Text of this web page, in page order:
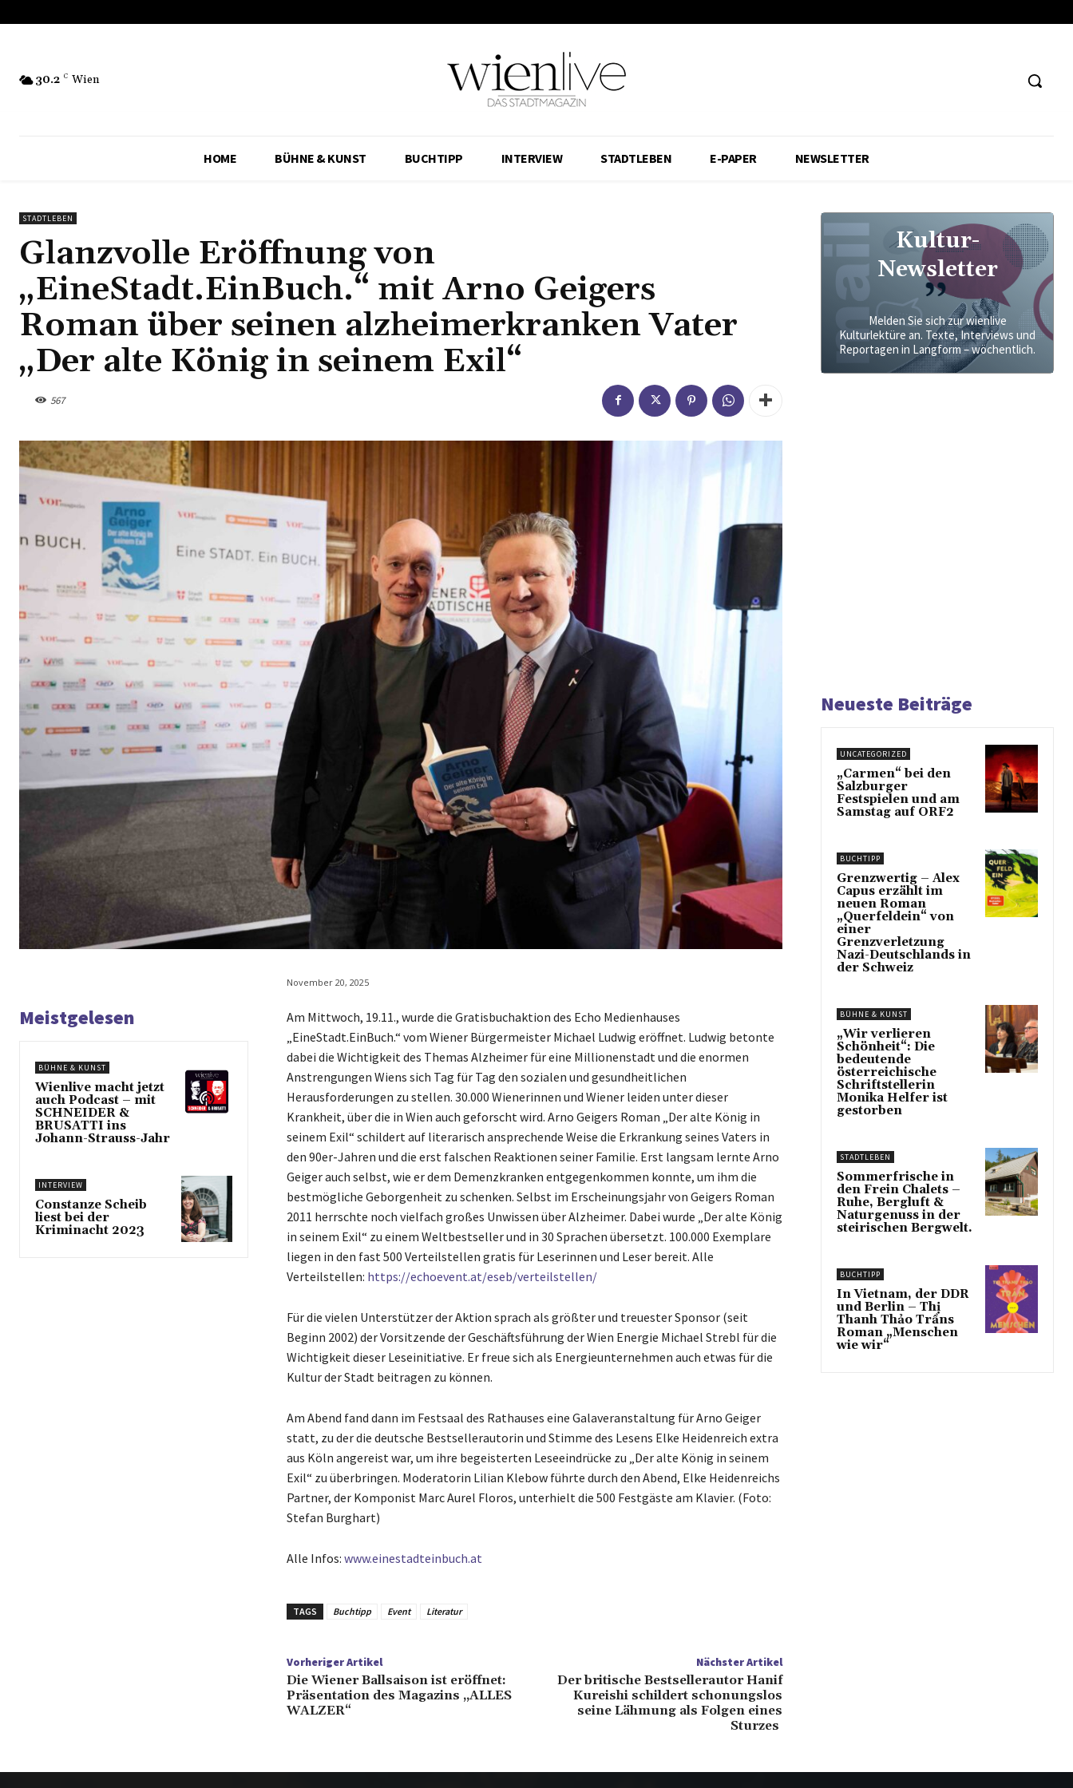
30.2 C Wien
HOME BÜHNE & KUNST BUCHTIPP INTERVIEW STADTLEBEN E-PAPER NEWSLETTER
STADTLEBEN
Glanzvolle Eröffnung von
„EineStadt.EinBuch.“ mit Arno Geigers
Roman über seinen alzheimerkranken Vater
„Der alte König in seinem Exil“
567
Meistgelesen
BÜHNE & KUNST
Wienlive macht jetzt
auch Podcast – mit
SCHNEIDER &
BRUSATTI ins
Johann-Strauss-Jahr
INTERVIEW
Constanze Scheib
liest bei der
Kriminacht 2023
November 20, 2025
Am Mittwoch, 19.11., wurde die Gratisbuchaktion des Echo Medienhauses
„EineStadt.EinBuch.“ vom Wiener Bürgermeister Michael Ludwig eröffnet. Ludwig betonte
dabei die Wichtigkeit des Themas Alzheimer für eine Millionenstadt und die enormen
Anstrengungen Wiens sich Tag für Tag den sozialen und gesundheitlichen
Herausforderungen zu stellen. 30.000 Wienerinnen und Wiener leiden unter dieser
Krankheit, über die in Wien auch geforscht wird. Arno Geigers Roman „Der alte König in
seinem Exil“ schildert auf literarisch ansprechende Weise die Erkrankung seines Vaters in
den 90er-Jahren und die erst falschen Reaktionen seiner Familie. Erst langsam lernte Arno
Geiger auch selbst, wie er dem Demenzkranken entgegenkommen konnte, um ihm die
bestmögliche Geborgenheit zu schenken. Selbst im Erscheinungsjahr von Geigers Roman
2011 herrschte noch vielfach großes Unwissen über Alzheimer. Dabei wurde „Der alte König
in seinem Exil“ zu einem Weltbestseller und in 30 Sprachen übersetzt. 100.000 Exemplare
liegen in den fast 500 Verteilstellen gratis für Leserinnen und Leser bereit. Alle
Verteilstellen: https://echoevent.at/eseb/verteilstellen/
Für die vielen Unterstützer der Aktion sprach als größter und treuester Sponsor (seit
Beginn 2002) der Vorsitzende der Geschäftsführung der Wien Energie Michael Strebl für die
Wichtigkeit dieser Leseinitiative. Er freue sich als Energieunternehmen auch etwas für die
Kultur der Stadt beitragen zu können.
Am Abend fand dann im Festsaal des Rathauses eine Galaveranstaltung für Arno Geiger
statt, zu der die deutsche Bestsellerautorin und Stimme des Lesens Elke Heidenreich extra
aus Köln angereist war, um ihre begeisterten Leseeindrücke zu „Der alte König in seinem
Exil“ zu überbringen. Moderatorin Lilian Klebow führte durch den Abend, Elke Heidenreichs
Partner, der Komponist Marc Aurel Floros, unterhielt die 500 Festgäste am Klavier. (Foto:
Stefan Burghart)
Alle Infos: www.einestadteinbuch.at
TAGS Buchtipp Event Literatur
Vorheriger Artikel
Die Wiener Ballsaison ist eröffnet:
Präsentation des Magazins „ALLES
WALZER“
Nächster Artikel
Der britische Bestsellerautor Hanif
Kureishi schildert schonungslos
seine Lähmung als Folgen eines
Sturzes
Kultur-
Newsletter
Melden Sie sich zur wienlive
Kulturlektüre an. Texte, Interviews und
Reportagen in Langform – wöchentlich.
Neueste Beiträge
UNCATEGORIZED
„Carmen“ bei den
Salzburger
Festspielen und am
Samstag auf ORF2
BUCHTIPP
Grenzwertig – Alex
Capus erzählt im
neuen Roman
„Querfeldein“ von
einer
Grenzverletzung
Nazi-Deutschlands in
der Schweiz
BÜHNE & KUNST
„Wir verlieren
Schönheit“: Die
bedeutende
österreichische
Schriftstellerin
Monika Helfer ist
gestorben
STADTLEBEN
Sommerfrische in
den Frein Chalets –
Ruhe, Bergluft &
Naturgenuss in der
steirischen Bergwelt.
BUCHTIPP
In Vietnam, der DDR
und Berlin – Thị
Thanh Thảo Trầns
Roman „Menschen
wie wir“